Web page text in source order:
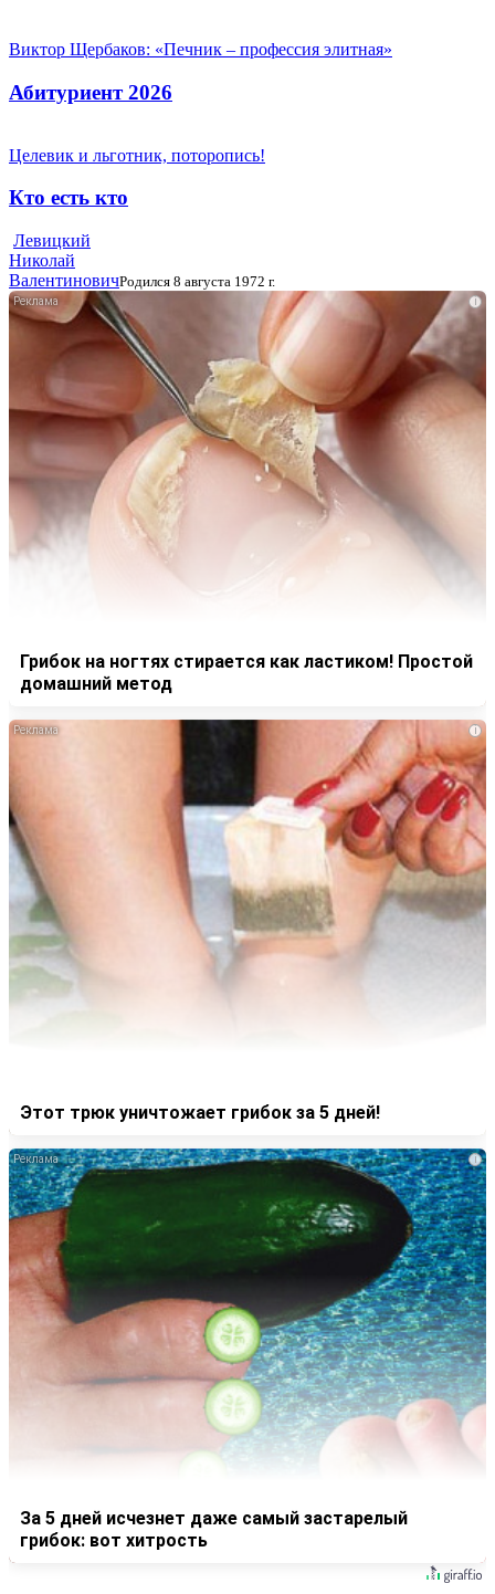
Виктор Щербаков: «Печник – профессия элитная»
Абитуриент 2026
Целевик и льготник, поторопись!
Кто есть кто
Левицкий
Николай
ВалентиновичРодился 8 августа 1972 г.
i
Грибок на ногтях стирается как ластиком! Простой
домашний метод
i
Этот трюк уничтожает грибок за 5 дней!
i
За 5 дней исчезнет даже самый застарелый
грибок: вот хитрость